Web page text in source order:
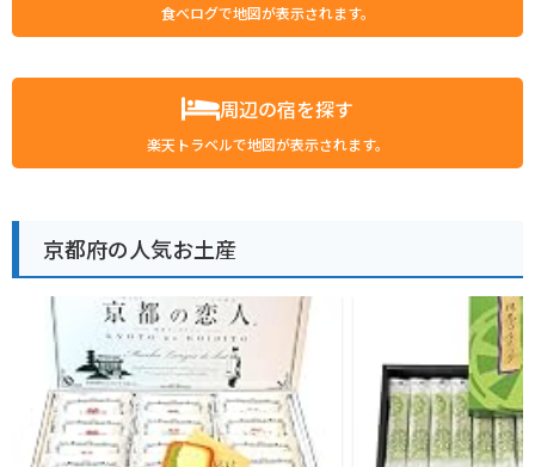
食べログで地図が表示されます。
周辺の宿を探す
楽天トラベルで地図が表示されます。
京都府の人気お土産